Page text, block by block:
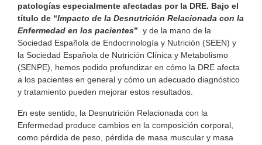
patologías especialmente afectadas por la DRE. Bajo el
título de “Impacto de la Desnutrición Relacionada con la
Enfermedad en los pacientes” y de la mano de la
Sociedad Española de Endocrinología y Nutrición (SEEN) y
la Sociedad Española de Nutrición Clínica y Metabolismo
(SENPE), hemos podido profundizar en cómo la DRE afecta
a los pacientes en general y cómo un adecuado diagnóstico
y tratamiento pueden mejorar estos resultados.
En este sentido, la Desnutrición Relacionada con la
Enfermedad produce cambios en la composición corporal,
como pérdida de peso, pérdida de masa muscular y masa